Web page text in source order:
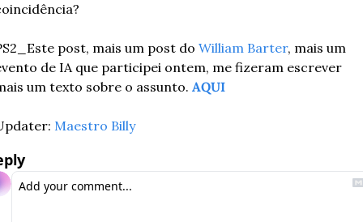
post, mais um post do William Barter, mais um
de IA que participei ontem, me fizeram escrever
um texto sobre o assunto. AQUI
Maestro Billy